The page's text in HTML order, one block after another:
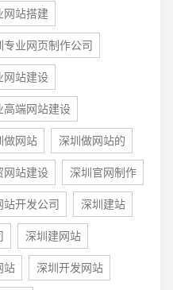
网站搭建
专业网页制作公司
网站建设
高端网站建设
做网站 深圳做网站的
网站建设 深圳官网制作
站开发公司 深圳建站
深圳建网站
站 深圳开发网站